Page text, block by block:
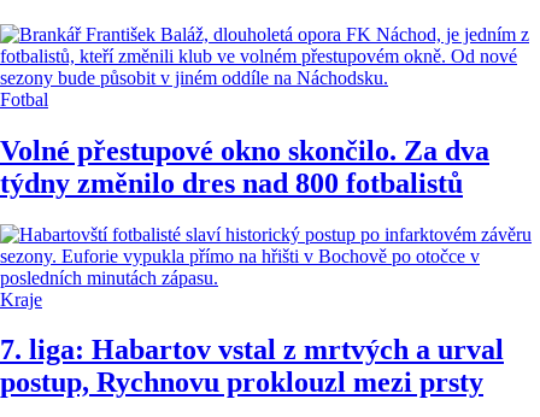
Fotbal
Volné přestupové okno skončilo. Za dva
týdny změnilo dres nad 800 fotbalistů
Kraje
7. liga: Habartov vstal z mrtvých a urval
postup, Rychnovu proklouzl mezi prsty